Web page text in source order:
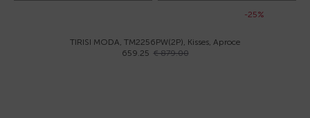
-25%
TIRISI MODA, TM2256PW(2P), Kisses, Aproce
659.25 € 879.00